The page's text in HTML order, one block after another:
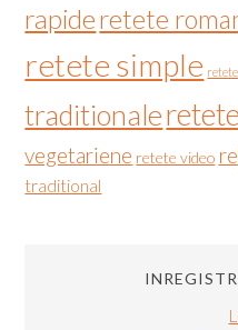
rapideretete
retete simple
traditionale
vegetariene retete video
traditional